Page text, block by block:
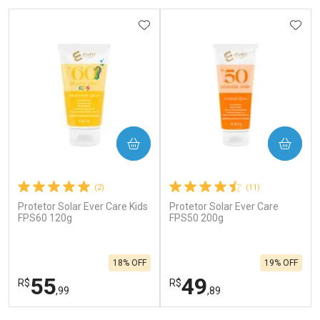
(2)
Protetor Solar Ever Care Kids
FPS60 120g
R$55,99
18% OFF
ADICIONAR AOS FAVORITOS
COMPRAR
(11)
Protetor Solar Ever Care
FPS50 200g
R$49,89
19% OFF
COMPRAR